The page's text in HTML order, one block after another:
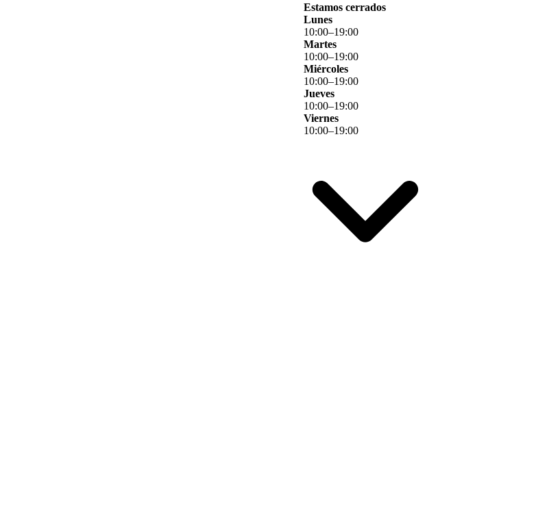
Estamos cerrados
Lunes
10:00–19:00
Martes
10:00–19:00
Miércoles
10:00–19:00
Jueves
10:00–19:00
Viernes
10:00–19:00